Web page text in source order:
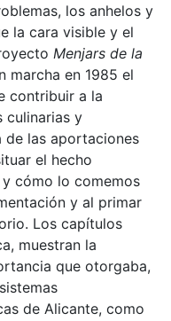
los anhelos y
la cara visible y el
Menjars de la
marcha en 1985 el
contribuir a la
culinarias y
de las aportaciones
el hecho
cómo lo comemos
y al primar
Los capítulos
muestran la
que otorgaba,
de Alicante, como